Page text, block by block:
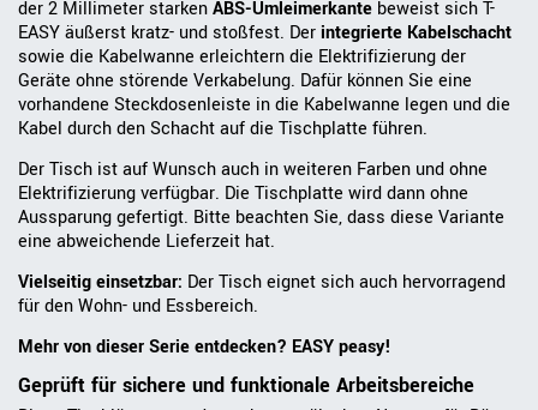
der 2 Millimeter starkenABS-Umleimerkante beweist sich T-
EASY äußerst kratz- und stoßfest. Derintegrierte Kabelschacht
sowie die Kabelwanne erleichtern die Elektrifizierung der
Geräte ohne störende Verkabelung. Dafür können Sie eine
vorhandene Steckdosenleiste in die Kabelwanne legen und die
Kabel durch den Schacht auf die Tischplatte führen.
Der Tisch ist auf Wunsch auch in weiteren Farben und ohne
Elektrifizierung verfügbar. Die Tischplatte wird dann ohne
Aussparung gefertigt. Bitte beachten Sie, dass diese Variante
eine abweichende Lieferzeit hat.
Vielseitig einsetzbar: Der Tisch eignet sich auch hervorragend
für den Wohn- und Essbereich.
Mehr von dieser Serie entdecken? EASY peasy!
Geprüft für sichere und funktionale Arbeitsbereiche